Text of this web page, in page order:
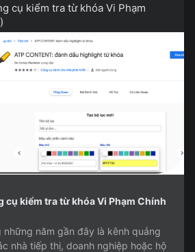
cụ kiểm tra từ khóa Vi Phạm
cụ kiểm tra từ khóa Vi Phạm Chính
những năm gần đây là kênh quảng
nhà tiếp thị, doanh nghiệp hoặc hộ